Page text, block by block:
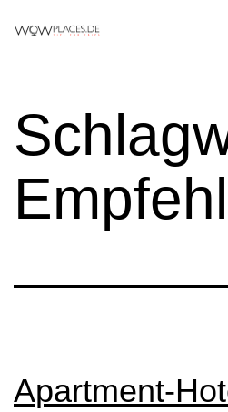
Reiseblog
Apartment-